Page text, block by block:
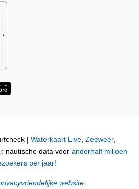
| Waterkaart Live, Zeeweer,
: nautische data voor anderhalf miljoen
per jaar!
website